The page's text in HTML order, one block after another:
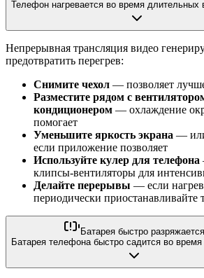
Телефон нагревается во время длительных
Непрерывная трансляция видео
предотвратить перегрев:
Снимите чехол — позволяет
Разместите рядом с
кондиционером — охлаждение
помогает
Уменьшите яркость экрана —
если приложение позволяет
Используйте кулер для телефона
клипсы-вентиляторы для
Делайте перерывы — если
периодически приостанавливайте
Батарея быстро разряжается
Батарея телефона быстро садится во время